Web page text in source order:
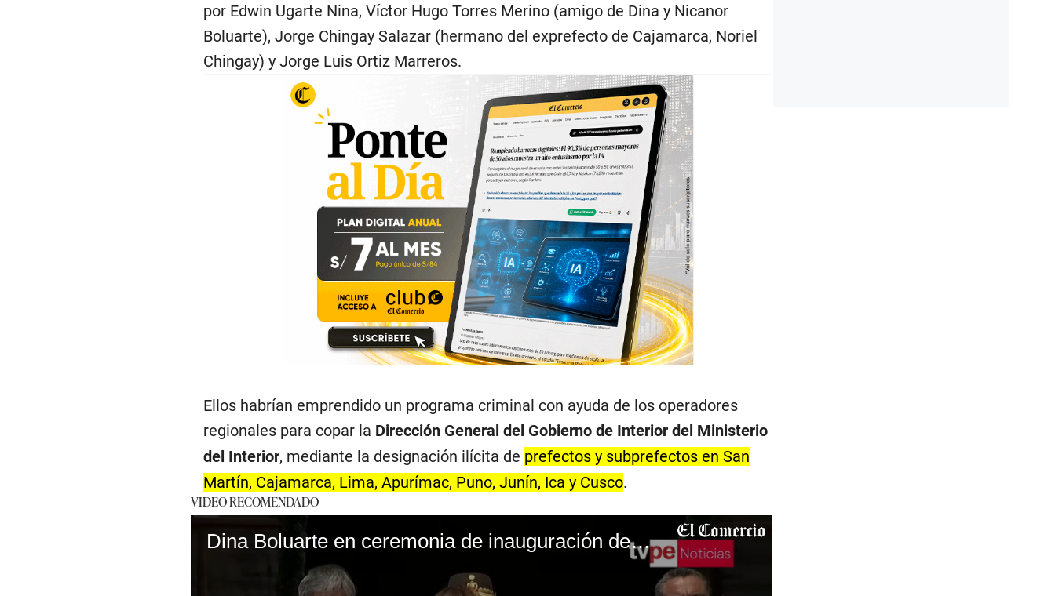
por Edwin Ugarte Nina, Víctor Hugo Torres Merino (amigo de Dina y Nicanor
Boluarte), Jorge Chingay Salazar (hermano del exprefecto de Cajamarca, Noriel
Chingay) y Jorge Luis Ortiz Marreros.
Ellos habrían emprendido un programa criminal con ayuda de los operadores
regionales para copar la Dirección General del Gobierno de Interior del Ministerio
del Interior, mediante la designación ilícita de prefectos y subprefectos en San
Martín, Cajamarca, Lima, Apurímac, Puno, Junín, Ica y Cusco.
VIDEO RECOMENDADO
Dina Boluarte en ceremonia de inauguración de la Batalla de Ayacucho